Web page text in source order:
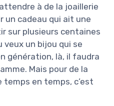
à de la joaillerie
un cadeau qui ait une
sur plusieurs centaines
veux un bijou qui se
génération, là, il faudra
Mais pour de la
temps en temps, c’est